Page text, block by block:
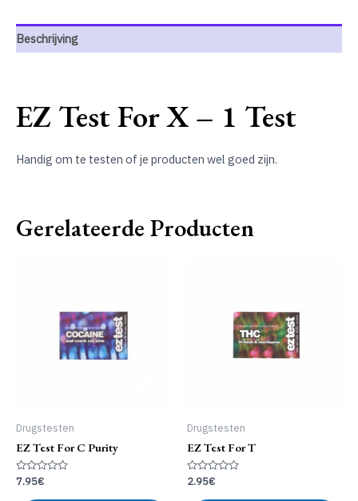
Beschrijving
EZ Test For X – 1 Test
Handig om te testen of je producten wel goed zijn.
Gerelateerde Producten
Drugstesten
EZ Test For C Purity
Gewaardeerd
7.95€
Drugstesten
EZ Test For T
Gewaardeerd
2.95€